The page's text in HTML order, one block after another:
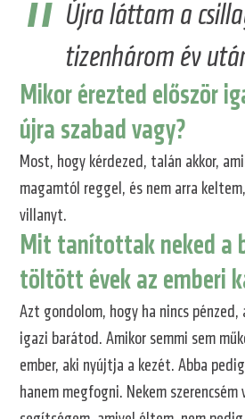
Újra láttam a
tizenhárom év
Mikor érezted először
újra szabad vagy?
Most, hogy kérdezed, talán akkor,
magamtól reggel, és nem arra
villanyt.
Mit tanítottak neked a
töltött évek az emberi
Azt gondolom, hogy ha nincs pénzed,
igazi barátod. Amikor semmi sem
ember, aki nyújtja a kezét. Abba
hanem megfogni. Nekem